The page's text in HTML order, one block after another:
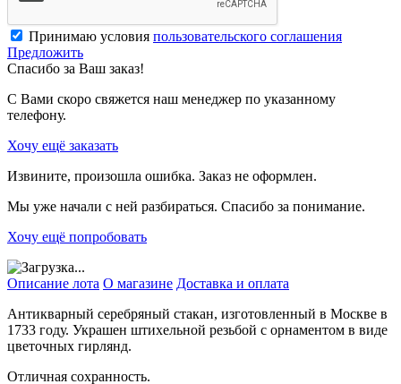
Принимаю условия пользовательского соглашения
Предложить
Спасибо за Ваш заказ!
С Вами скоро свяжется наш менеджер по указанному
телефону.
Хочу ещё заказать
Извините, произошла ошибка. Заказ не оформлен.
Мы уже начали с ней разбираться. Спасибо за понимание.
Хочу ещё попробовать
Описание лота О магазине Доставка и оплата
Антикварный серебряный стакан, изготовленный в Москве в
1733 году. Украшен штихельной резьбой с орнаментом в виде
цветочных гирлянд.
Отличная сохранность.